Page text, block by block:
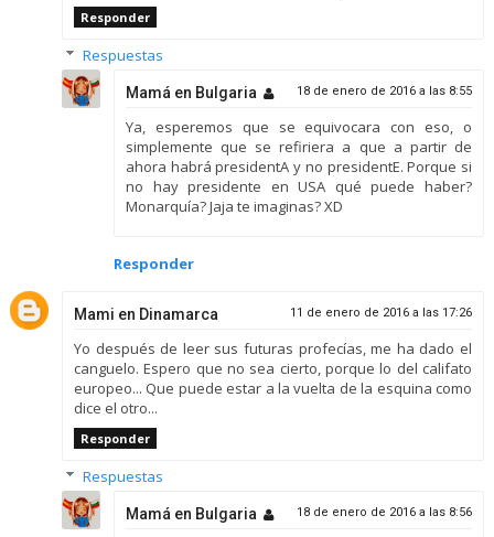
Responder
Respuestas
Mamá en Bulgaria 18 de enero de 2016 a las 8:55
Ya, esperemos que se equivocara con eso, o
simplemente que se refiriera a que a partir de
ahora habrá presidentA y no presidentE. Porque si
no hay presidente en USA qué puede haber?
Monarquía? Jaja te imaginas? XD
Responder
Mami en Dinamarca 11 de enero de 2016 a las 17:26
Yo después de leer sus futuras profecías, me ha dado el
canguelo. Espero que no sea cierto, porque lo del califato
europeo... Que puede estar a la vuelta de la esquina como
dice el otro...
Responder
Respuestas
Mamá en Bulgaria 18 de enero de 2016 a las 8:56